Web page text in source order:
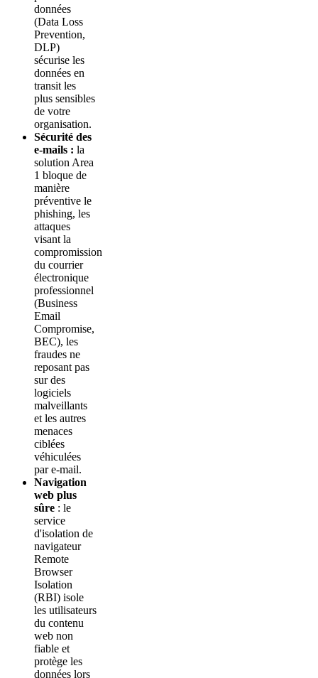
données
(Data Loss
Prevention,
DLP)
sécurise les
données en
transit les
plus sensibles
de votre
organisation.
Sécurité des
e-mails : la
solution Area
1 bloque de
manière
préventive le
phishing, les
attaques
visant la
compromission
du courrier
électronique
professionnel
(Business
Email
Compromise,
BEC), les
fraudes ne
reposant pas
sur des
logiciels
malveillants
et les autres
menaces
ciblées
véhiculées
par e-mail.
Navigation
web plus
sûre : le
service
d'isolation de
navigateur
Remote
Browser
Isolation
(RBI) isole
les utilisateurs
du contenu
web non
fiable et
protège les
données lors